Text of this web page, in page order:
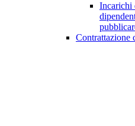
Incarichi
Contrattazione